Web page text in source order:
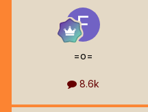
=o=
8.6k